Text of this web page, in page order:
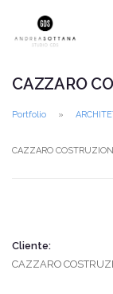
CAZZARO
Portfolio
CAZZARO
Cliente:
CAZZARO